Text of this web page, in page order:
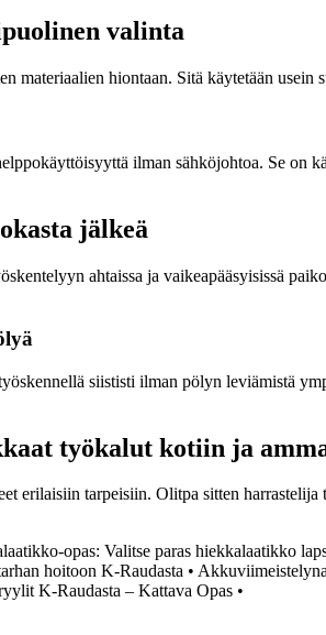
valinta
materiaalien hiontaan. Sitä käytetään
ilman sähköjohtoa. Se on
jälkeä
ahtaissa ja vaikeapääsyisissä
siististi ilman pölyn leviämistä
työkalut kotiin ja
erilaisiin tarpeisiin. Olitpa sitten
opas: Valitse paras hiekkalaatikko
hoitoon K-Raudasta •
K-Raudasta – Kattava Opas •